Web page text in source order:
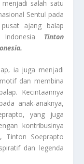
salah satu
Sentul pada
ajang balap
Tinton
ia juga menjadi
dan membina
Kecintaannya
anak-anaknya,
yang juga
kontribusinya
Tinton Soeprapto
dan legenda